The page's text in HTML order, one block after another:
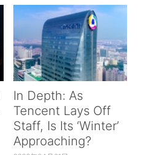
In Depth: As
Tencent Lays Off
Staff, Is Its ‘Winter’
Approaching?